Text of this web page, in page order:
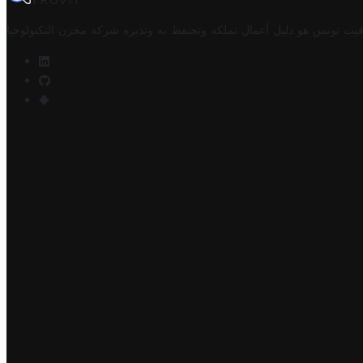
تونس هو دليل أعمال تملكه وتحتفظ به وتديره شركة مخزن التكنولوجيا